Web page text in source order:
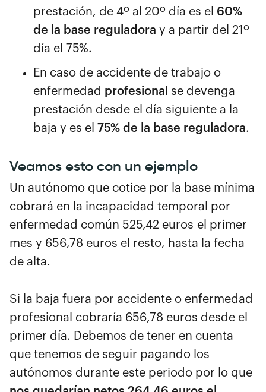
prestación, de 4º al 20º día es el 60%
de la base reguladora y a partir del 21º
día el 75%.
En caso de accidente de trabajo o
enfermedad profesional se devenga
prestación desde el día siguiente a la
baja y es el 75% de la base reguladora.
Veamos esto con un ejemplo
Un autónomo que cotice por la base mínima
cobrará en la incapacidad temporal por
enfermedad común 525,42 euros el primer
mes y 656,78 euros el resto, hasta la fecha
de alta.
Si la baja fuera por accidente o enfermedad
profesional cobraría 656,78 euros desde el
primer día. Debemos de tener en cuenta
que tenemos de seguir pagando los
autónomos durante este periodo por lo que